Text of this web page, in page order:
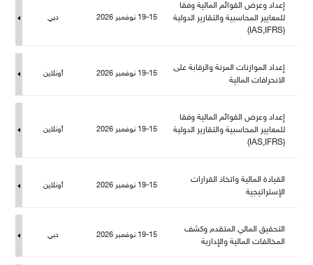
إعداد وعرض القوائم المالية وفقا
عايير المحاسبية والتقارير الدولية
(IAS,IFRS)
19-15 نوفمبر 2026 دبي
إعداد الموازنات المرنة والرقابة على
الانحرافات المالية
19-15 نوفمبر 2026 أونلاين
إعداد وعرض القوائم المالية وفقا
عايير المحاسبية والتقارير الدولية
(IAS,IFRS)
19-15 نوفمبر 2026 أونلاين
القيادة المالية واتخاذ القرارات
الإستراتيجية
19-15 نوفمبر 2026 أونلاين
التحقيق المالي المتقدم وكشف
المخالفات المالية والإدارية
19-15 نوفمبر 2026 دبي